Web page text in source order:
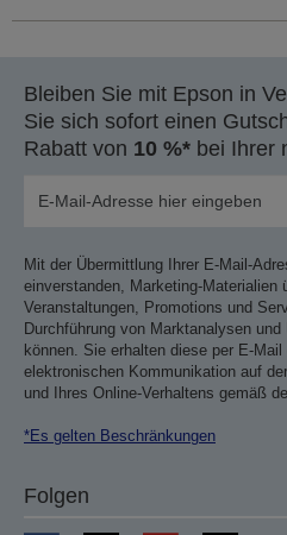
Bleiben Sie mit Epson in
Sie sich sofort einen
Rabatt von 10 %* bei Ihrer
Mit der Übermittlung Ihrer E-Mail-
einverstanden, Marketing-Materialien
Veranstaltungen, Promotions und
Durchführung von Marktanalysen
können. Sie erhalten diese per E-
elektronischen Kommunikation auf
und Ihres Online-Verhaltens gemäß
*Es gelten Beschränkungen
Folgen